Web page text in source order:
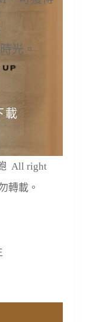
光。
載
All right
轉載。